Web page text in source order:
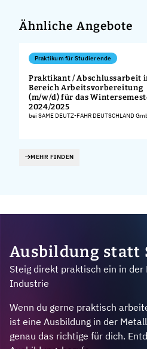
Ähnliche Angebote
Praktikum für Studierende
Praktikant / Abschlussarbeit
Bereich Arbeitsvorbereitung
(m/w/d) für das
2024/2025
bei SAME DEUTZ-FAHR DEUTSCHLAND
MEHR FINDEN
Ausbildung statt
Steig direkt praktisch ein in
Industrie
Wenn du gerne praktisch
ist eine Ausbildung in der
genau das richtige für dich.